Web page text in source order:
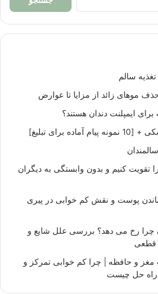
برای:
سالم
موهای زائد از مزایا تا عوارض
ایمپلنت دندان هستند؟
برای تبلیغ]
تقویت کنیم و بدون وابستگی به دیگران
پوست و نقش کم خوابی در پیری
رخ می دهد؟ بررسی علل شایع و
قطعی
مغز و حافظه | چرا کم خوابی تمرکز و
راه حل چیست